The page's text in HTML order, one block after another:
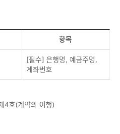
항목
[필수] 은행명, 예금주명,
계좌번호
4호(계약의 이행)